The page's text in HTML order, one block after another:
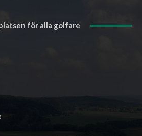
för alla golfare